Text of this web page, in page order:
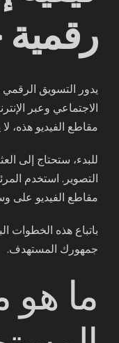
رقمية
يدور التسويق
الاجتماعي وعبر
مقاطع الفيديو هذه،
للبدء، ستحتاج إلى
التصوير. استخدم
مقاطع الفيديو على
باتباع هذه الخطوات
جمهورك المستهدف.
ما هو